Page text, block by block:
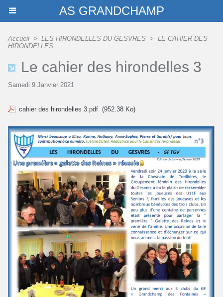
AS GRANDCHAMP
Accueil > LES HIRONDELLES DU GESVRES > LE CAHIER DES
HIRONDELLES
Le cahier des hirondelles 3
Samedi 9 Janvier 2021
cahier des hirondelles 3.pdf (952.38 Ko)